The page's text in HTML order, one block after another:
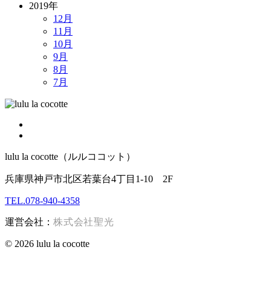
2019年
12月
11月
10月
9月
8月
7月
lulu la cocotte（ルルココット）
兵庫県神戸市北区若葉台4丁目1-10 2F
TEL.078-940-4358
運営会社： 株式会社聖光
© 2026 lulu la cocotte